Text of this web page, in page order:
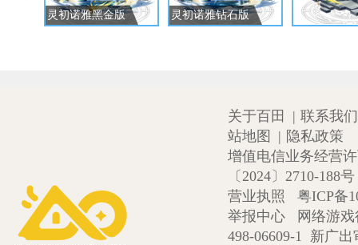
灵初诺雅黑金版 灵初诺雅钻石版
关于百田 | 联系我们
站地图
| 隐私政策
增值电信业务经营
〔2024〕2710-188号
营业执照
粤ICP备
举报中心
网络游
498-06609-1 新广出